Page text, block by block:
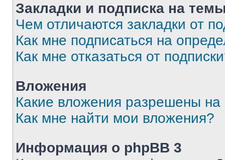
Закладки и подписка на
Чем отличаются закладки от
Как мне подписаться на
Как мне отказаться от
Вложения
Какие вложения разрешены
Как мне найти мои вложения?
Информация о phpBB 3